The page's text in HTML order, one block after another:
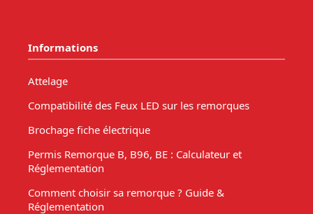
Informations
Attelage
Compatibilité des Feux LED sur les remorques
Brochage fiche électrique
Permis Remorque B, B96, BE : Calculateur et
Réglementation
Comment choisir sa remorque ? Guide &
Réglementation